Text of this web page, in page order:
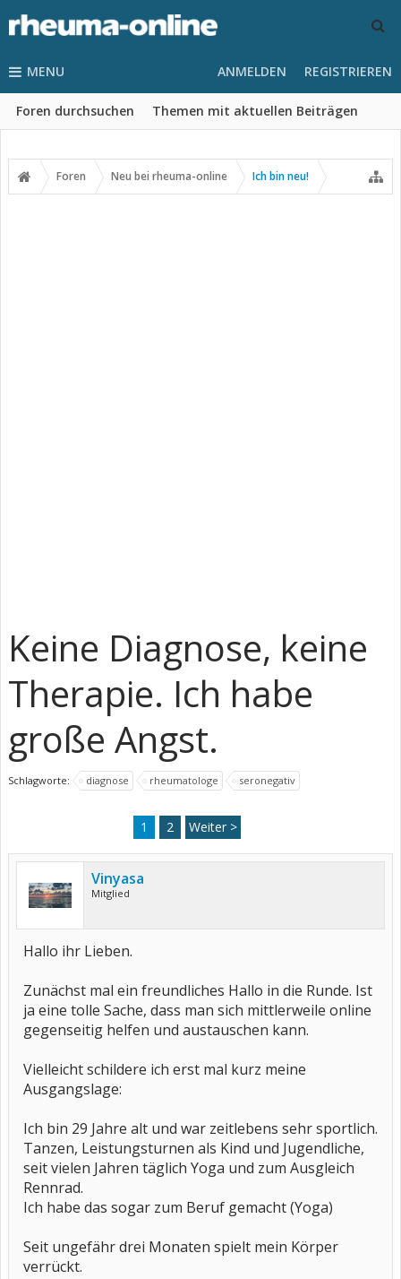
MENU
Foren durchsuchen Themen mit aktuellen Beiträgen
ANMELDEN REGISTRIEREN
Foren Neu bei rheuma-online Ich bin neu!
Keine Diagnose, keine
Therapie. Ich habe
große Angst.
Schlagworte: diagnose rheumatologe seronegativ
1 2 Weiter >
Vinyasa
Mitglied
Hallo ihr Lieben.
Zunächst mal ein freundliches Hallo in die Runde. Ist
ja eine tolle Sache, dass man sich mittlerweile online
gegenseitig helfen und austauschen kann.
Vielleicht schildere ich erst mal kurz meine
Ausgangslage:
Ich bin 29 Jahre alt und war zeitlebens sehr sportlich.
Tanzen, Leistungsturnen als Kind und Jugendliche,
seit vielen Jahren täglich Yoga und zum Ausgleich
Rennrad.
Ich habe das sogar zum Beruf gemacht (Yoga)
Seit ungefähr drei Monaten spielt mein Körper
verrückt.